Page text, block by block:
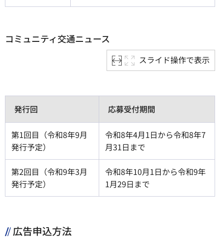
コミュニティ交通ニュース
スライド操作で表示
発行回 応募受付期間
第1回目（令和8年9月
発行予定）
令和8年4月1日から令和8年7
月31日まで
第2回目（令和9年3月
発行予定）
令和8年10月1日から令和9年
1月29日まで
広告申込方法